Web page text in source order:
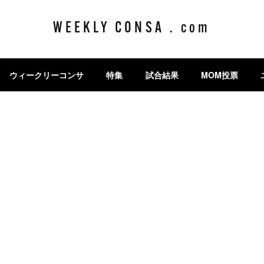
WEEKLY CONSA . com
ウィークリーコンサ 特集 試合結果 MOM投票